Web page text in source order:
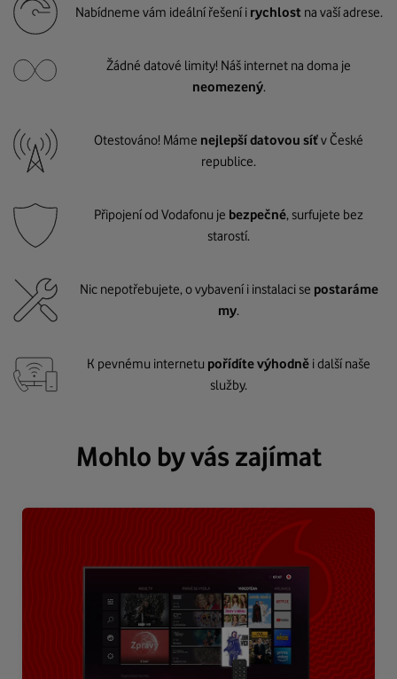
Nabídneme vám ideální řešení i rychlost na vaší adrese.
Žádné datové limity! Náš internet na doma je
neomezený.
Otestováno! Máme nejlepší datovou síťv České
republice.
Připojení od Vodafonu je bezpečné, surfujete bez
starostí.
Nic nepotřebujete, o vybavení i instalaci se postaráme
my.
K pevnému internetu pořídíte výhodně i další naše
služby.
Mohlo by vás zajímat